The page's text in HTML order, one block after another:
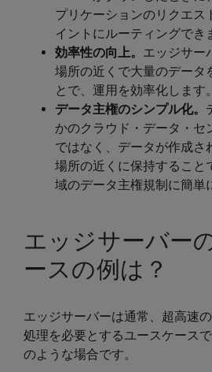
プリケーションのリクエス
イントにルーティングでき
効率性の向上。 エッジサー
場所の近くで大量のデータ
とで、運用を効率化します。
データ主権のシンプル化。
かのクラウド・データ・セ
ではなく、データが作成さ
場所の近くに保持すること
域のデータ主権規制に簡単
エッジサーバー
ースの例は？
エッジサーバーは通常、超高速
処理を必要とするユースケース
のような場合です。